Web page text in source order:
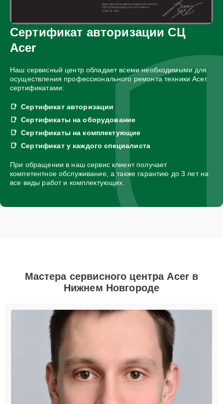
Сертификат авторизации СЦ
Acer
Наш сервисный центр обладает всеми необходимыми для
осуществления профессионального ремонта техники Acer
сертификатами:
Сертификат авторизации
Сертификаты на оборудование
Сертификаты на комплектующие
Сертификат у каждого специалиста
При обращении в наш сервис клиент получает
компетентное обслуживание, а также гарантию до 3 лет на
все виды работ и комплектующих.
Мастера сервисного центра Acer в
Нижнем Новгороде